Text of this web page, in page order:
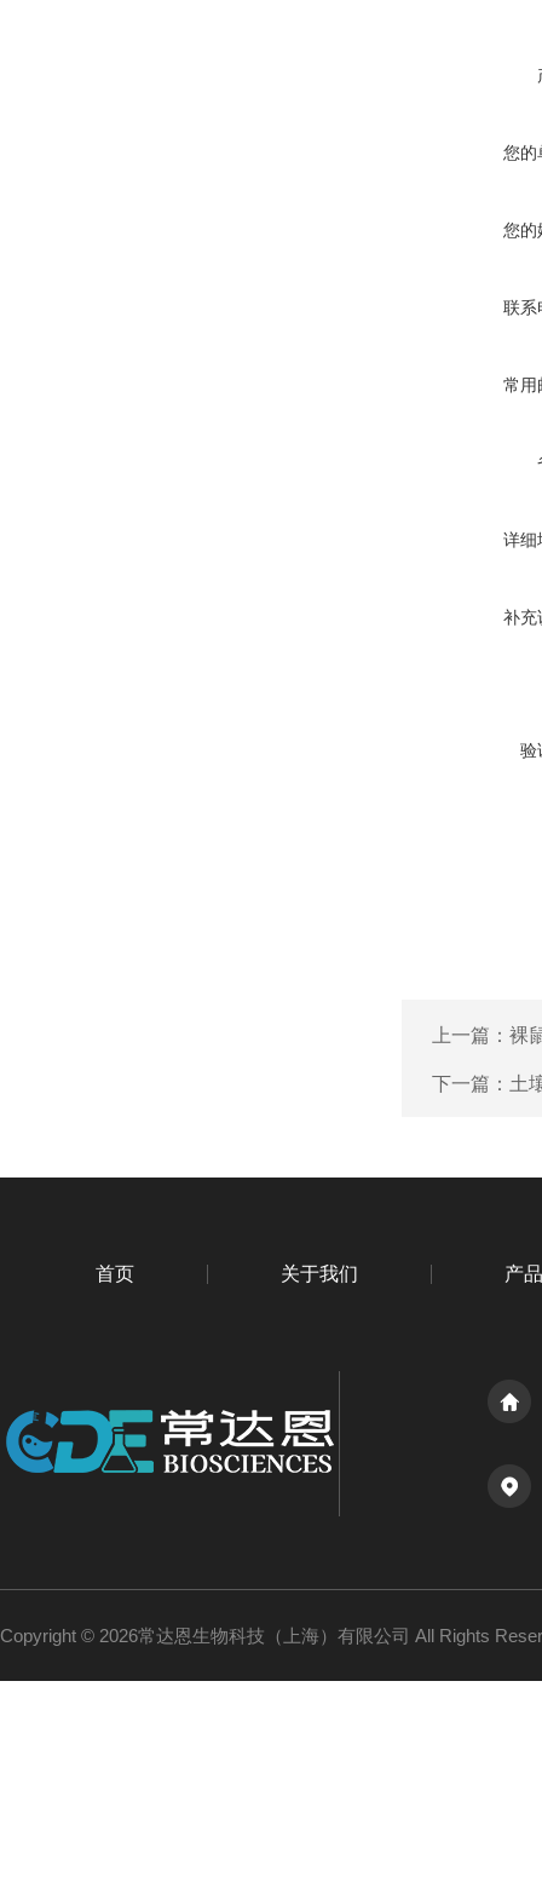
您的
您的
联系
常用
详细
补充
验
上一篇： 裸
下一篇： 土
首页 关于我们 产
Copyright © 2026常达恩生物科技（上海）有限公司 All Rights